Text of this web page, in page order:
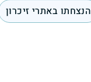
הנצחתו באתרי זיכרון